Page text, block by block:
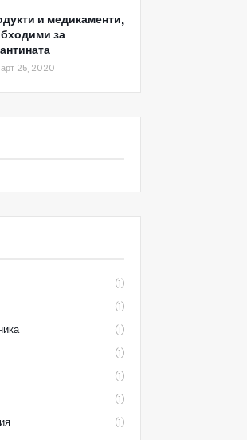
и медикаменти,
за
25, 2020
(1)
(1)
(1)
(1)
(1)
(1)
(1)